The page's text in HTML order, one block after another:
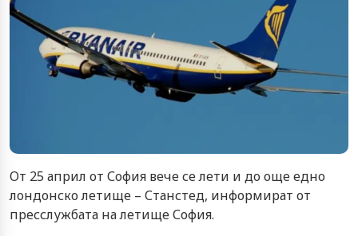
От 25 април от София вече се лети и до още едно
лондонско летище – Станстед, информират от
пресслужбата на летище София.